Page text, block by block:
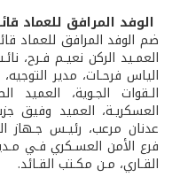
الوفد المرافق للعماد
ضم الوفد المرافق للعماد
العمـيد الركن نعيـم فـرح،
الياس فرحـات، مدير التوجيه،
الـقوات الجـوية، العميد
العسكريـة، العميد وفيق
عدنان مرعب، رئيـس جـهاز
فرع الأمن العسـكري فـي
القـاري، مـن مكـتب القـائد.